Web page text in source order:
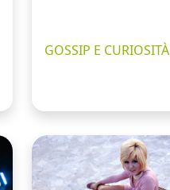
GOSSIP E CURIOSITÀ